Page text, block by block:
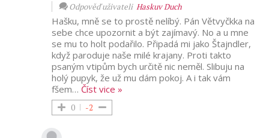
Odpověď uživateli Haskuv Duch
Hašku, mně se to prostě nelíbý. Pán Větvyčkka na
sebe chce upozornit a být zajímavý. No a u mne
se mu to holt podařilo. Připadá mi jako Štajndler,
když paroduje naše milé krajany. Proti takto
psaným vtipům bych určitě nic neměl. Slibuju na
holý pupyk, že už mu dám pokoj. A i tak vám
fšem… Číst vice »
0 -2